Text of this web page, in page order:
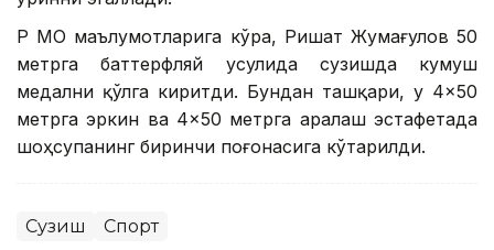
ҚР МОҚ маълумотларига кўра, Ришат Жумағулов 50
метрга баттерфляй усулида сузишда кумуш
медални қўлга киритди. Бундан ташқари, у 4×50
метрга эркин ва 4×50 метрга аралаш эстафетада
шоҳсупанинг биринчи поғонасига кўтарилди.
Сузиш Спорт